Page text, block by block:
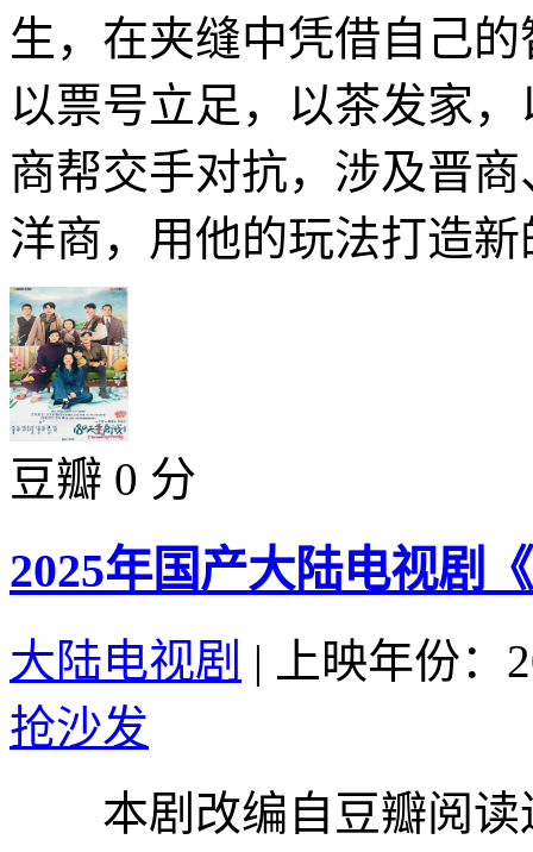
生，在夹缝中凭借自己
以票号立足，以茶发家
商帮交手对抗，涉及晋
洋商，用他的玩法打造
豆瓣 0 分
2025年国产大陆电视剧
大陆电视剧 |
上映年份：
抢沙发
本剧改编自豆瓣阅读